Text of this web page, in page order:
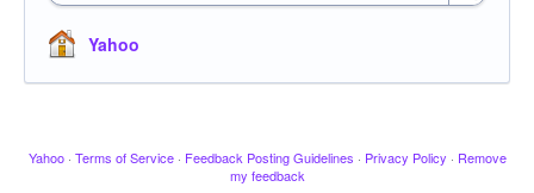
Yahoo
Yahoo · Terms of Service · Feedback Posting Guidelines · Privacy Policy · Remove
my feedback